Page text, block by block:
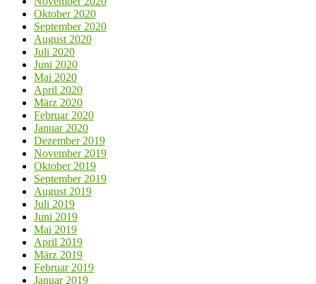
Oktober 2020
September 2020
August 2020
Juli 2020
Juni 2020
Mai 2020
April 2020
März 2020
Februar 2020
Januar 2020
Dezember 2019
November 2019
Oktober 2019
September 2019
August 2019
Juli 2019
Juni 2019
Mai 2019
April 2019
März 2019
Februar 2019
Januar 2019